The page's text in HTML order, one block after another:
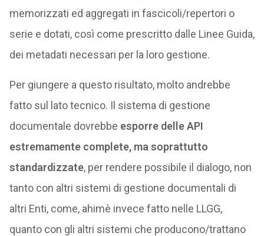
memorizzati ed aggregati in fascicoli/repertori o
serie e dotati, così come prescritto dalle Linee Guida,
dei metadati necessari per la loro gestione.
Per giungere a questo risultato, molto andrebbe
fatto sul lato tecnico. Il sistema di gestione
documentale dovrebbe esporre delle API
estremamente complete, ma soprattutto
standardizzate, per rendere possibile il dialogo, non
tanto con altri sistemi di gestione documentali di
altri Enti, come, ahimè invece fatto nelle LLGG,
quanto con gli altri sistemi che producono/trattano